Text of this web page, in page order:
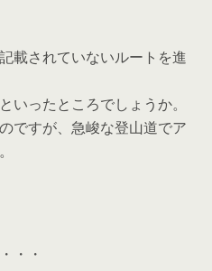
載されていないルートを進
いったところでしょうか。
ですが、急峻な登山道でア
・・